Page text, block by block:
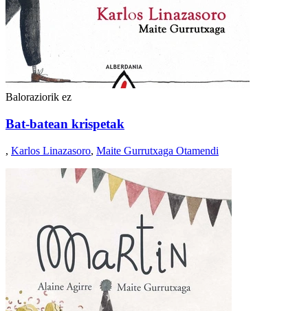
Baloraziorik ez
Bat-batean krispetak
, Karlos Linazasoro, Maite Gurrutxaga Otamendi